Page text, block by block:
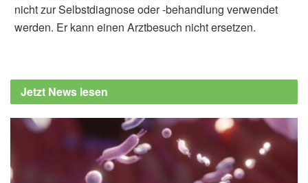
nicht zur Selbstdiagnose oder -behandlung verwendet
werden. Er kann einen Arztbesuch nicht ersetzen.
Jetzt News lesen